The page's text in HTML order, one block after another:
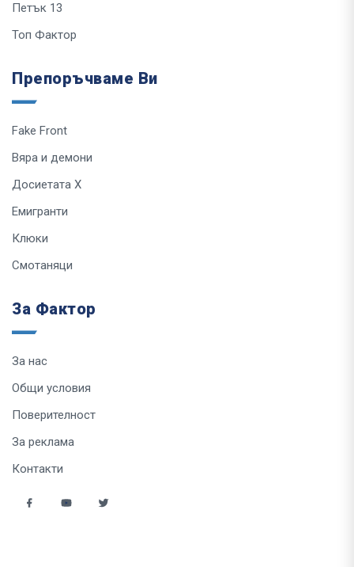
Петък 13
Топ Фактор
Препоръчваме Ви
Fake Front
Вяра и демони
Досиетата Х
Емигранти
Клюки
Смотаняци
За Фактор
За нас
Общи условия
Поверителност
За реклама
Контакти